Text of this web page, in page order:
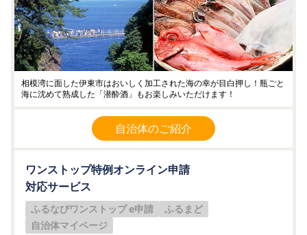
相模湾に面した伊東市はおいしく加工された海の幸が目白押し！瓶ごと
海に沈めて熟成した「潜酔酒」もお楽しみいただけます！
自治体のご紹介
ワンストップ特例オンライン申請
対応サービス
ふるなびワンストップ e申請
ふるまど
自治体マイページ